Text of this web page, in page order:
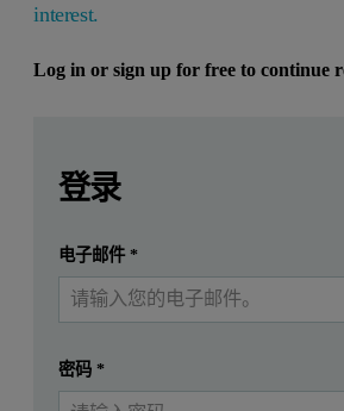
interest.
Log in or sign up for free to continue
Careful analysis of DSC
提交 我已经有一个帐户
登录
电子邮件*
密码 *